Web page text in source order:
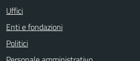
Uffici
Enti e fondazioni
Politici